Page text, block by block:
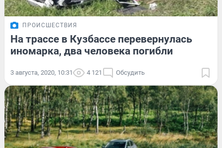
ПРОИСШЕСТВИЯ
На трассе в Кузбассе перевернулась
иномарка, два человека погибли
3 августа, 2020, 10:31 4 121 Обсудить